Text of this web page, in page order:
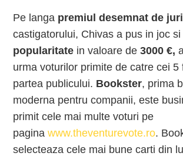
Pe langa premiul desemnat de
castigatorului, Chivas a pus in joc si
popularitate in valoare de3000 €,
urma voturilor primite de catre cei 5
partea publicului. Bookster, prima
moderna pentru companii, este
primit cele mai multe voturi pe
paginawww.theventurevote.ro.
selecteaza cele mai bune carti din